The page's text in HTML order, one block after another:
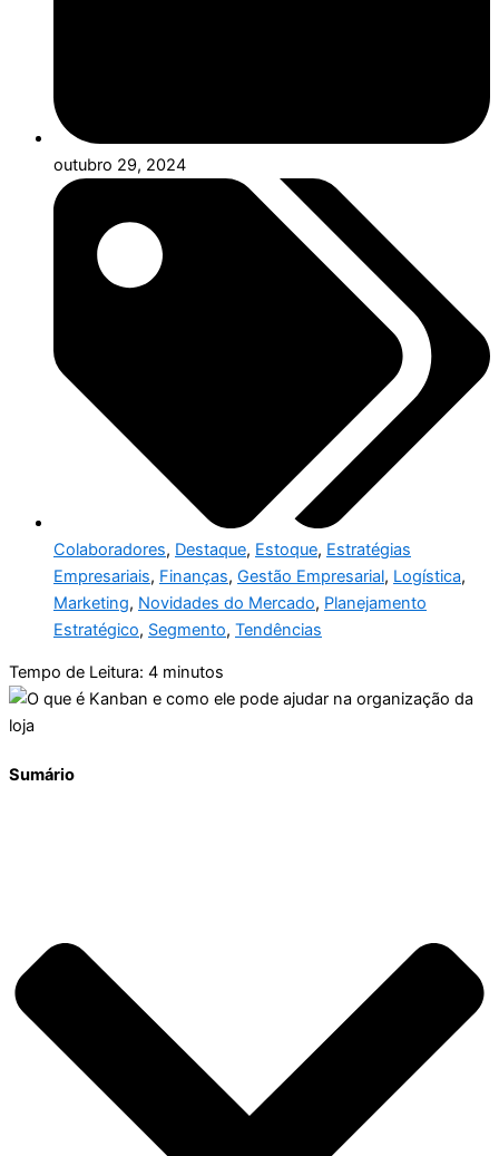
outubro 29, 2024
Colaboradores, Destaque, Estoque, Estratégias
Empresariais, Finanças, Gestão Empresarial, Logística,
Marketing, Novidades do Mercado, Planejamento
Estratégico, Segmento, Tendências
Tempo de Leitura: 4 minutos
Sumário